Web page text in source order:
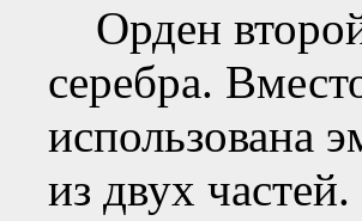
Орден
серебра.
использована
из двух